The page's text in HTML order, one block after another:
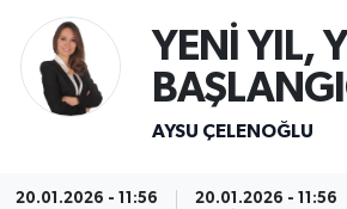
YENİ YIL,
AYSU ÇELENOĞLU
20.01.2026 - 11:56 20.01.2026 - 11:56
EĞİTİM
EKONOMİ
GÖKTÜRK
Son Dakika Haberleri
Haber Arşivi